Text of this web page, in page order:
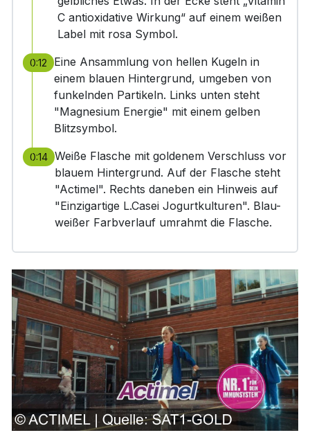
C antioxidative Wirkung“ auf einem weißen
Label mit rosa Symbol.
0:12
Eine Ansammlung von hellen Kugeln in
einem blauen Hintergrund, umgeben von
funkelnden Partikeln. Links unten steht
"Magnesium Energie" mit einem gelben
Blitzsymbol.
0:14 Weiße Flasche mit goldenem Verschluss vor
blauem Hintergrund. Auf der Flasche steht
"Actimel". Rechts daneben ein Hinweis auf
"Einzigartige L.Casei Jogurtkulturen". Blau-
weißer Farbverlauf umrahmt die Flasche.